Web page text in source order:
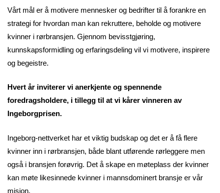
Vårt mål er å motivere mennesker og bedrifter til å forankre en
strategi for hvordan man kan rekruttere, beholde og motivere
kvinner i rørbransjen. Gjennom bevisstgjøring,
kunnskapsformidling og erfaringsdeling vil vi motivere, inspirere
og begeistre.​
Hvert år inviterer vi anerkjente og spennende
foredragsholdere, i tillegg til at vi kårer vinneren av
Ingeborgprisen.
Ingeborg-nettverket har et viktig budskap og det er å få flere
kvinner inn i rørbransjen, både blant utførende rørleggere men
også i bransjen forøvrig. Det å skape en møteplass der kvinner
kan møte likesinnede kvinner i mannsdominert bransje er vår
misjon.